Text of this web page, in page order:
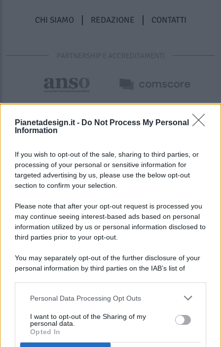
Pianetadesign.it - Do Not Process My Personal
Information
If you wish to opt-out of the sale, sharing to third parties, or
processing of your personal or sensitive information for
targeted advertising by us, please use the below opt-out
section to confirm your selection.
Please note that after your opt-out request is processed you
may continue seeing interest-based ads based on personal
information utilized by us or personal information disclosed to
third parties prior to your opt-out.
You may separately opt-out of the further disclosure of your
personal information by third parties on the IAB’s list of
This information may also be disclosed by us to third parties
disclose it to other third parties.
Personal Data Processing Opt Outs
I want to opt-out of the Sharing of my
personal data.
Opted In
CHI SIAMO REDAZIONE CONTATTI
PARTNERSHIP E ACCREDITAMENTI
© 2026 - Pianeta Design - P.IVA 04827280654 - Testata
Registrata Al Tribunale Di Nocera Inferiore N. 8/2020 - RG N.
ISCRIZIONE AL ROC N. 35792 – ISCRITTA ALL’ANSO
(ASSOCIAZIONE NAZIONALE STAMPA ONLINE)
PREFERENZE PRIVACY